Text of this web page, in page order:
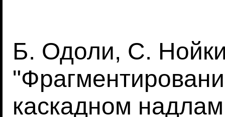
Б. Одоли, С.
каскадном